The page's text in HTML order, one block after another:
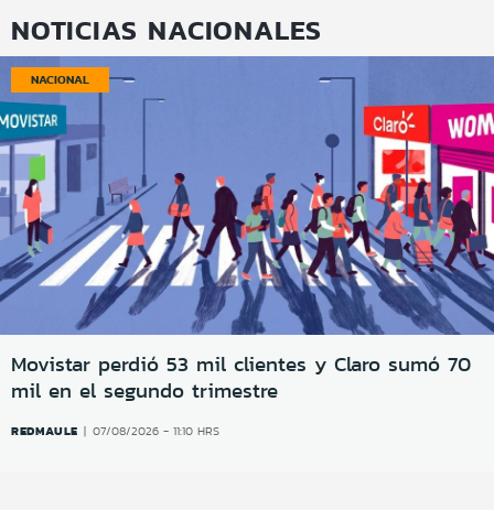
NOTICIAS NACIONALES
NACIONAL
Movistar perdió 53 mil clientes y Claro sumó 70
mil en el segundo trimestre
REDMAULE 07/08/2026 - 11:10 HRS